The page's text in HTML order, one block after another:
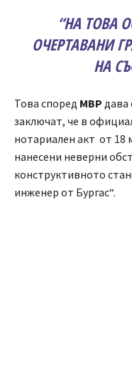
“НА ТОВА
ОЧЕРТАВАНИ
НА
Това според МВР дава
заключат, че в
нотариален акт от 18
нанесени неверни
конструктивното
инженер от Бургас“.